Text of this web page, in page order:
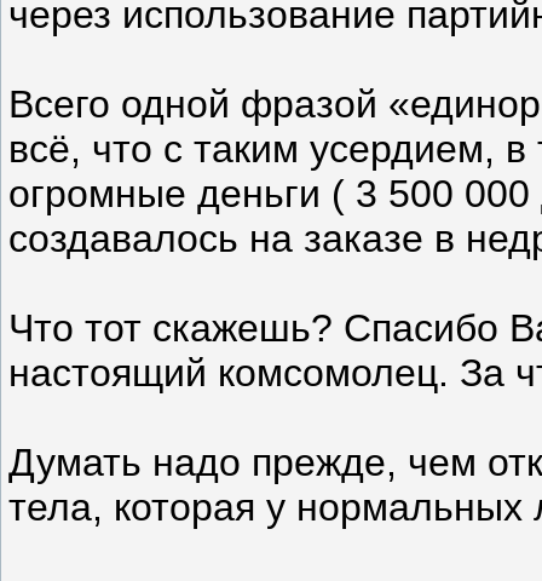
через использование
Всего одной фразой
всё, что с таким усердием, в
огромные деньги ( 3 500
создавалось на заказе в
Что тот скажешь? Спасибо
настоящий комсомолец. За
Думать надо прежде, чем
тела, которая у нормальных